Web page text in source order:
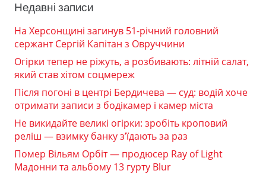
Недавні записи
На Херсонщині загинув 51-річний головний
сержант Сергій Капітан з Овруччини
Огірки тепер не ріжуть, а розбивають: літній салат,
який став хітом соцмереж
Після погоні в центрі Бердичева — суд: водій хоче
отримати записи з бодікамер і камер міста
Не викидайте великі огірки: зробіть кроповий
реліш — взимку банку з’їдають за раз
Помер Вільям Орбіт — продюсер Ray of Light
Мадонни та альбому 13 гурту Blur